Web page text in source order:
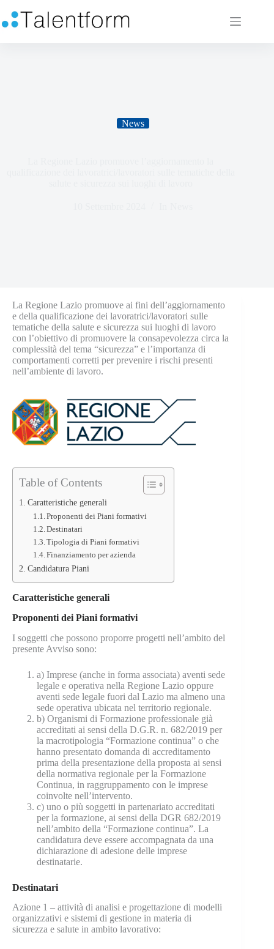
News
La Regione Lazio promuove ai fini dell’aggiornamento
e della qualificazione dei lavoratrici/lavoratori sulle
tematiche della salute e sicurezza sui luoghi di lavoro
con l’obiettivo di promuovere la consapevolezza circa la
complessità del tema “sicurezza” e l’importanza di
comportamenti corretti per prevenire i rischi presenti
nell’ambiente di lavoro.
Table of Contents
Caratteristiche generali
Proponenti dei Piani formativi
Destinatari
Tipologia di Piani formativi
Finanziamento per azienda
Candidatura Piani
Caratteristiche generali
Proponenti dei Piani formativi
I soggetti che possono proporre progetti nell’ambito del
presente Avviso sono:
a) Imprese (anche in forma associata) aventi sede
legale e operativa nella Regione Lazio oppure
aventi sede legale fuori dal Lazio ma almeno una
sede operativa ubicata nel territorio regionale.
b) Organismi di Formazione professionale già
accreditati ai sensi della D.G.R. n. 682/2019 per
la macrotipologia “Formazione continua” o che
hanno presentato domanda di accreditamento
prima della presentazione della proposta ai sensi
della normativa regionale per la Formazione
Continua, in raggruppamento con le imprese
coinvolte nell’intervento.
c) uno o più soggetti in partenariato accreditati
per la formazione, ai sensi della DGR 682/2019
nell’ambito della “Formazione continua”. La
candidatura deve essere accompagnata da una
dichiarazione di adesione delle imprese
destinatarie.
Destinatari
Azione 1 – attività di analisi e progettazione di modelli
organizzativi e sistemi di gestione in materia di
sicurezza e salute in ambito lavorativo: